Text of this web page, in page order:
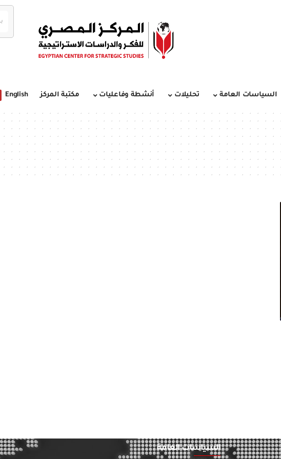
السياسات العامة تحليلات أنشطة وفاعليات مكتبة المركز English
السياسات العامة